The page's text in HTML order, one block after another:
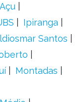
Ipiranga
Santos
Montadas